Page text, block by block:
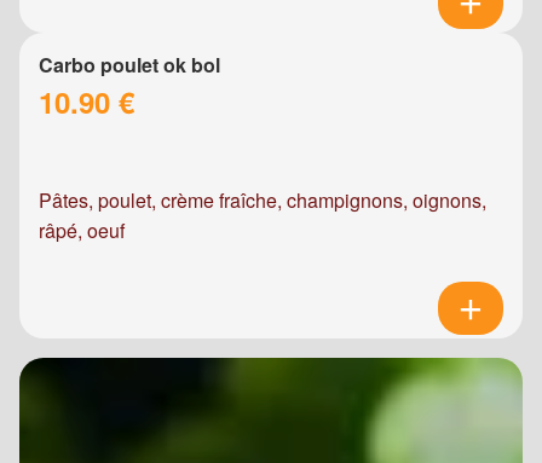
Carbo poulet ok bol
10.90 €
Pâtes, poulet, crème fraîche, champignons, oignons,
râpé, oeuf